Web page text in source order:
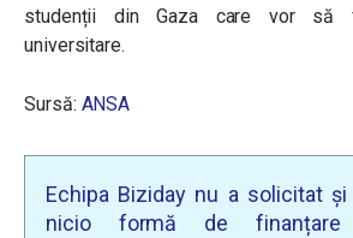
studenții din Gaza care vor să
universitare.
Sursă: ANSA
Echipa Biziday nu a solicitat
nicio formă de